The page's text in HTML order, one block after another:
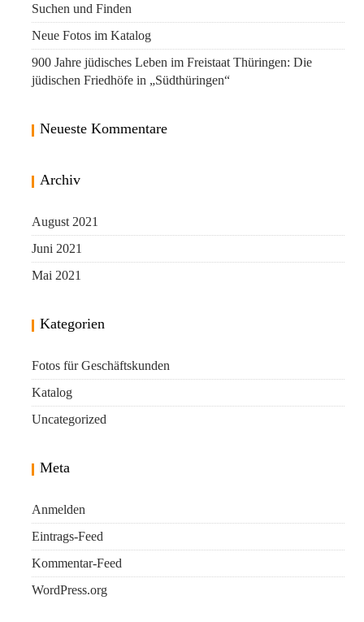
Suchen und Finden
Neue Fotos im Katalog
900 Jahre jüdisches Leben im Freistaat Thüringen: Die
jüdischen Friedhöfe in „Südthüringen“
Neueste Kommentare
Archiv
August 2021
Juni 2021
Mai 2021
Kategorien
Fotos für Geschäftskunden
Katalog
Uncategorized
Meta
Anmelden
Eintrags-Feed
Kommentar-Feed
WordPress.org